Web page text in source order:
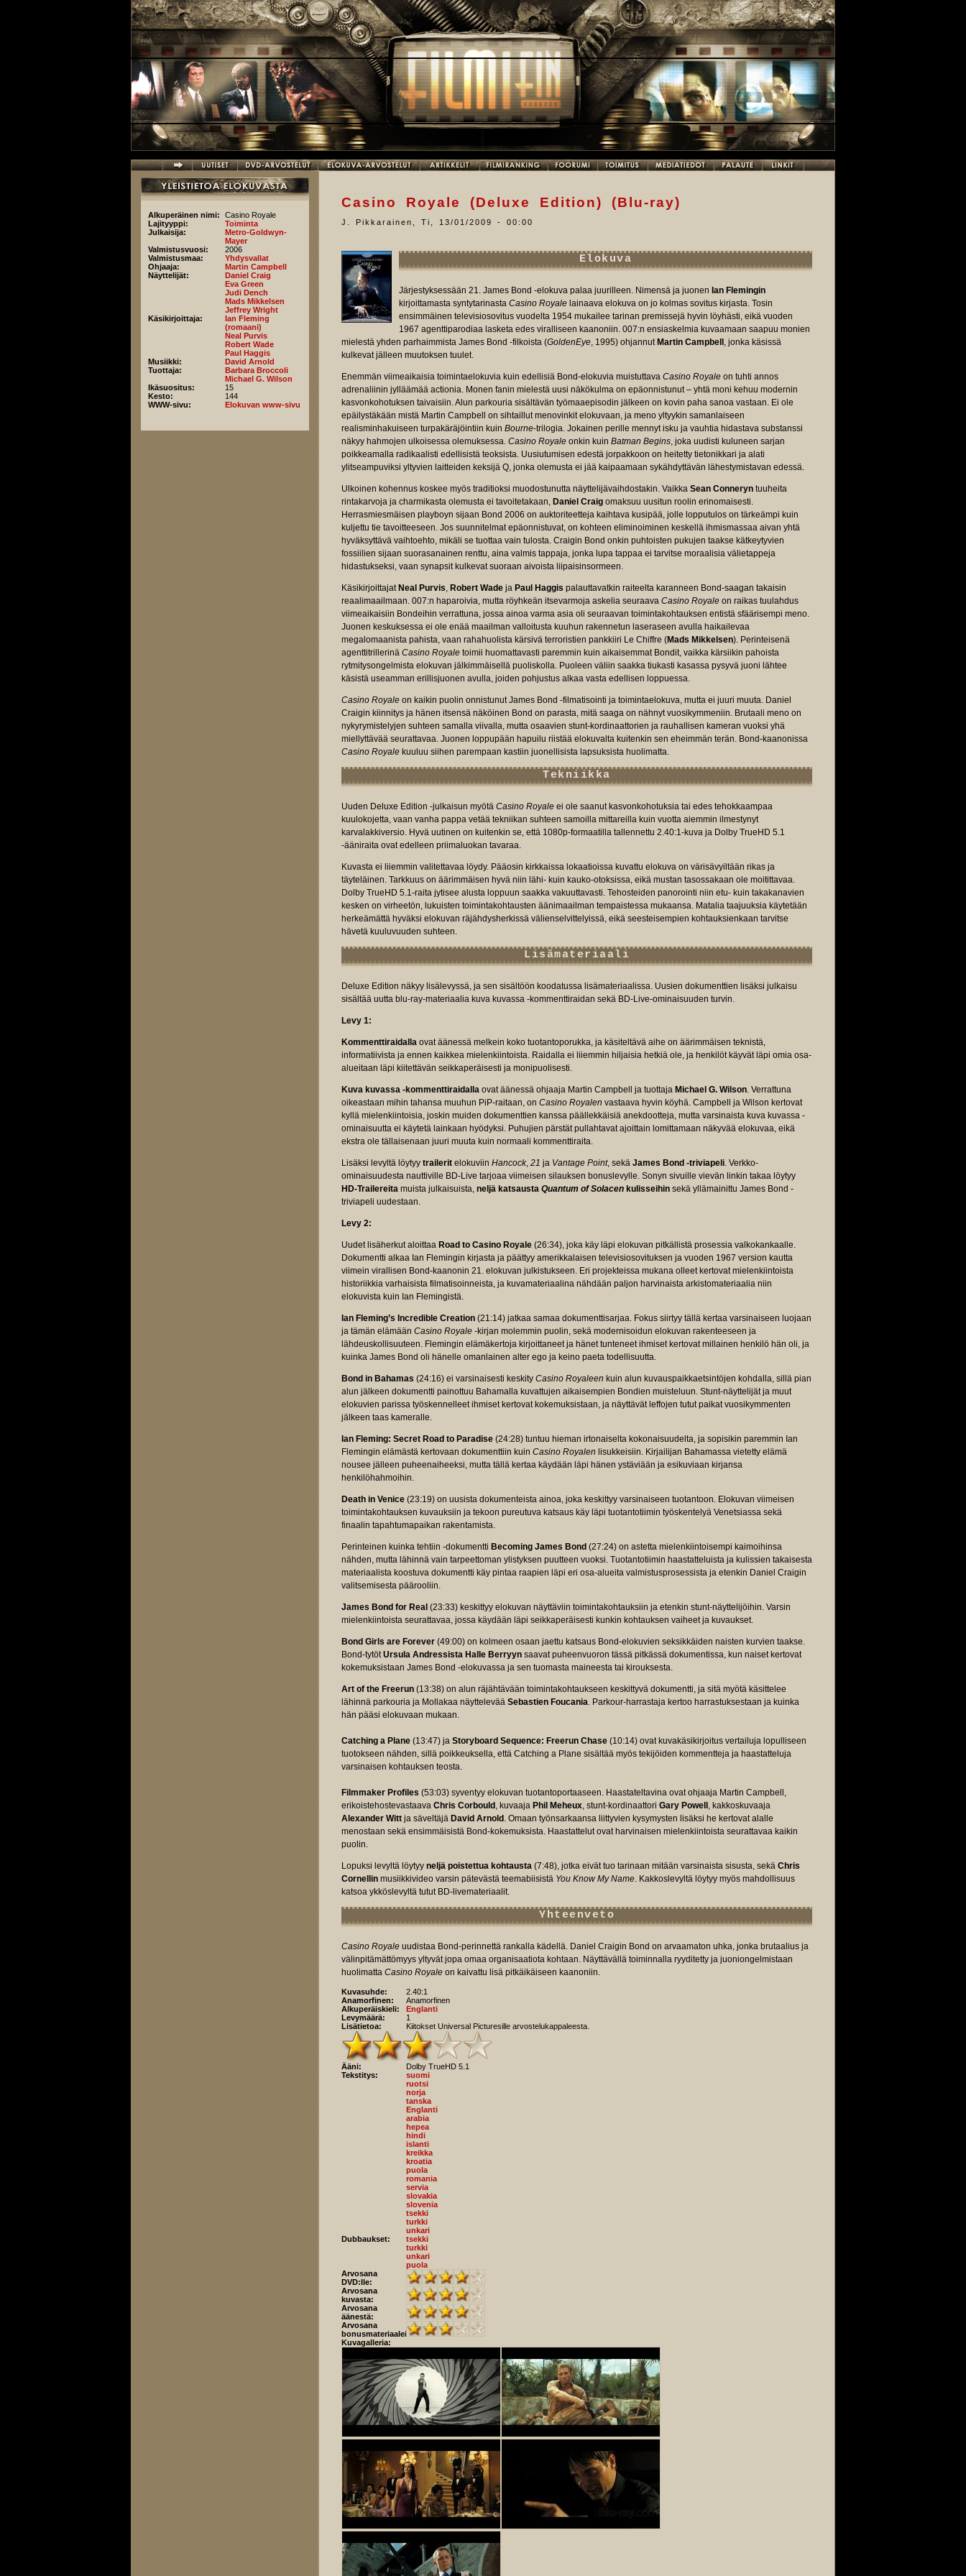
Alkuperäinen nimi:
Casino Royale
Lajityyppi:
Toiminta
Julkaisija:
Metro-Goldwyn-
Mayer
Valmistusvuosi:
2006
Valmistusmaa:
Yhdysvallat
Ohjaaja:
Martin Campbell
Näyttelijät:
Daniel Craig
Eva Green
Judi Dench
Mads Mikkelsen
Jeffrey Wright
Käsikirjoittaja:
Ian Fleming
(romaani)
Neal Purvis
Robert Wade
Paul Haggis
Musiikki:
David Arnold
Tuottaja:
Barbara Broccoli
Michael G. Wilson
Ikäsuositus:
15
Kesto:
144
WWW-sivu:
Elokuvan www-sivu
Casino Royale (Deluxe Edition) (Blu-ray)
J. Pikkarainen Ti, 13/01/2009 - 00:00
Elokuva
Järjestyksessään 21. James Bond -elokuva palaa juurilleen. Nimensä ja juonen Ian Flemingin
kirjoittamasta syntytarinasta Casino Royale lainaava elokuva on jo kolmas sovitus kirjasta. Tosin
ensimmäinen televisiosovitus vuodelta 1954 mukailee tarinan premissejä hyvin löyhästi, eikä vuoden
1967 agenttiparodiaa lasketa edes viralliseen kaanoniin. 007:n ensiaskelmia kuvaamaan saapuu monien
mielestä yhden parhaimmista James Bond -filkoista (GoldenEye, 1995) ohjannut Martin Campbell , jonka käsissä
kulkevat jälleen muutoksen tuulet.
Enemmän viimeaikaisia toimintaelokuvia kuin edellisiä Bond-elokuvia muistuttava Casino Royale on tuhti annos
adrenaliinin jylläämää actionia. Monen fanin mielestä uusi näkökulma on epäonnistunut – yhtä moni kehuu modernin
kasvonkohotuksen taivaisiin. Alun parkouria sisältävän työmaaepisodin jälkeen on kovin paha sanoa vastaan. Ei ole
epäilystäkään mistä Martin Campbell on sihtaillut menovinkit elokuvaan, ja meno yltyykin samanlaiseen
realisminhakuiseen turpakäräjöintiin kuin Bourne-trilogia. Jokainen perille mennyt isku ja vauhtia hidastava substanssi
näkyy hahmojen ulkoisessa olemuksessa. Casino Royale onkin kuin Batman Begins, joka uudisti kuluneen sarjan
poikkeamalla radikaalisti edellisistä teoksista. Uusiutumisen edestä jorpakkoon on heitetty tietonikkari ja alati
ylitseampuviksi yltyvien laitteiden keksijä Q, jonka olemusta ei jää kaipaamaan sykähdyttävän lähestymistavan edessä.
Ulkoinen kohennus koskee myös traditioksi muodostunutta näyttelijävaihdostakin. Vaikka Sean Conneryn tuuheita
rintakarvoja ja charmikasta olemusta ei tavoitetakaan, Daniel Craig omaksuu uusitun roolin erinomaisesti.
Herrasmiesmäisen playboyn sijaan Bond 2006 on auktoriteetteja kaihtava kusipää, jolle lopputulos on tärkeämpi kuin
kuljettu tie tavoitteeseen. Jos suunnitelmat epäonnistuvat, on kohteen eliminoiminen keskellä ihmismassaa aivan yhtä
hyväksyttävä vaihtoehto, mikäli se tuottaa vain tulosta. Craigin Bond onkin puhtoisten pukujen taakse kätkeytyvien
fossiilien sijaan suorasanainen renttu, aina valmis tappaja, jonka lupa tappaa ei tarvitse moraalisia välietappeja
hidastukseksi, vaan synapsit kulkevat suoraan aivoista liipaisinsormeen.
Käsikirjoittajat Neal Purvis, Robert Wade ja Paul Haggis palauttavatkin raiteelta karanneen Bond-saagan takaisin
reaalimaailmaan. 007:n haparoivia, mutta röyhkeän itsevarmoja askelia seuraava Casino Royale on raikas tuulahdus
viimeaikaisiin Bondeihin verrattuna, jossa ainoa varma asia oli seuraavan toimintakohtauksen entistä sfäärisempi meno.
Juonen keskuksessa ei ole enää maailman valloitusta kuuhun rakennetun laseraseen avulla haikailevaa
megalomaanista pahista, vaan rahahuolista kärsivä terroristien pankkiiri Le Chiffre (Mads Mikkelsen). Perinteisenä
agenttitrillerinä Casino Royale toimii huomattavasti paremmin kuin aikaisemmat Bondit, vaikka kärsiikin pahoista
rytmitysongelmista elokuvan jälkimmäisellä puoliskolla. Puoleen väliin saakka tiukasti kasassa pysyvä juoni lähtee
käsistä useamman erillisjuonen avulla, joiden pohjustus alkaa vasta edellisen loppuessa.
Casino Royale on kaikin puolin onnistunut James Bond -filmatisointi ja toimintaelokuva, mutta ei juuri muuta. Daniel
Craigin kiinnitys ja hänen itsensä näköinen Bond on parasta, mitä saaga on nähnyt vuosikymmeniin. Brutaali meno on
nykyrymistelyjen suhteen samalla viivalla, mutta osaavien stunt-kordinaattorien ja rauhallisen kameran vuoksi yhä
miellyttävää seurattavaa. Juonen loppupään hapuilu riistää elokuvalta kuitenkin sen eheimmän terän. Bond-kaanonissa
Casino Royale kuuluu siihen parempaan kastiin juonellisista lapsuksista huolimatta.
Tekniikka
Uuden Deluxe Edition -julkaisun myötä Casino Royale ei ole saanut kasvonkohotuksia tai edes tehokkaampaa
kuulokojetta, vaan vanha pappa vetää tekniikan suhteen samoilla mittareilla kuin vuotta aiemmin ilmestynyt
karvalakkiversio. Hyvä uutinen on kuitenkin se, että 1080p-formaatilla tallennettu 2.40:1-kuva ja Dolby TrueHD 5.1
-ääniraita ovat edelleen priimaluokan tavaraa.
Kuvasta ei liiemmin valitettavaa löydy. Pääosin kirkkaissa lokaatioissa kuvattu elokuva on värisävyiltään rikas ja
täyteläinen. Tarkkuus on äärimmäisen hyvä niin lähi- kuin kauko-otoksissa, eikä mustan tasossakaan ole moitittavaa.
Dolby TrueHD 5.1-raita jytisee alusta loppuun saakka vakuuttavasti. Tehosteiden panorointi niin etu- kuin takakanavien
kesken on virheetön, lukuisten toimintakohtausten äänimaailman tempaistessa mukaansa. Matalia taajuuksia käytetään
herkeämättä hyväksi elokuvan räjähdysherkissä välienselvittelyissä, eikä seesteisempien kohtauksienkaan tarvitse
hävetä kuuluvuuden suhteen.
Lisämateriaali
Deluxe Edition näkyy lisälevyssä, ja sen sisältöön koodatussa lisämateriaalissa. Uusien dokumenttien lisäksi julkaisu
sisältää uutta blu-ray-materiaalia kuva kuvassa -kommenttiraidan sekä BD-Live-ominaisuuden turvin.
Levy 1:
Kommenttiraidalla ovat äänessä melkein koko tuotantoporukka, ja käsiteltävä aihe on äärimmäisen teknistä,
informatiivista ja ennen kaikkea mielenkiintoista. Raidalla ei liiemmin hiljaisia hetkiä ole, ja henkilöt käyvät läpi omia osa-
alueitaan läpi kiitettävän seikkaperäisesti ja monipuolisesti.
Kuva kuvassa -kommenttiraidalla ovat äänessä ohjaaja Martin Campbell ja tuottaja Michael G. Wilson. Verrattuna
oikeastaan mihin tahansa muuhun PiP-raitaan, on Casino Royalen vastaava hyvin köyhä. Campbell ja Wilson kertovat
kyllä mielenkiintoisia, joskin muiden dokumenttien kanssa päällekkäisiä anekdootteja, mutta varsinaista kuva kuvassa -
ominaisuutta ei käytetä lainkaan hyödyksi. Puhujien pärstät pullahtavat ajoittain lomittamaan näkyvää elokuvaa, eikä
ekstra ole tällaisenaan juuri muuta kuin normaali kommenttiraita.
Lisäksi levyltä löytyy trailerit elokuviin Hancock, 21 ja Vantage Point, sekä James Bond -triviapeli. Verkko-
ominaisuudesta nauttiville BD-Live tarjoaa viimeisen silauksen bonuslevylle. Sonyn sivuille vievän linkin takaa löytyy
HD-Trailereita muista julkaisuista, neljä katsausta Quantum of Solacen kulisseihin sekä yllämainittu James Bond -
triviapeli uudestaan.
Levy 2:
Uudet lisäherkut aloittaa Road to Casino Royale (26:34), joka käy läpi elokuvan pitkällistä prosessia valkokankaalle.
Dokumentti alkaa Ian Flemingin kirjasta ja päättyy amerikkalaisen televisiosovituksen ja vuoden 1967 version kautta
viimein virallisen Bond-kaanonin 21. elokuvan julkistukseen. Eri projekteissa mukana olleet kertovat mielenkiintoista
historiikkia varhaisista filmatisoinneista, ja kuvamateriaalina nähdään paljon harvinaista arkistomateriaalia niin
elokuvista kuin Ian Flemingistä.
Ian Fleming’s Incredible Creation (21:14) jatkaa samaa dokumenttisarjaa. Fokus siirtyy tällä kertaa varsinaiseen luojaan
ja tämän elämään Casino Royale -kirjan molemmin puolin, sekä modernisoidun elokuvan rakenteeseen ja
lähdeuskollisuuteen. Flemingin elämäkertoja kirjoittaneet ja hänet tunteneet ihmiset kertovat millainen henkilö hän oli, ja
kuinka James Bond oli hänelle omanlainen alter ego ja keino paeta todellisuutta.
Bond in Bahamas (24:16) ei varsinaisesti keskity Casino Royaleen kuin alun kuvauspaikkaetsintöjen kohdalla, sillä pian
alun jälkeen dokumentti painottuu Bahamalla kuvattujen aikaisempien Bondien muisteluun. Stunt-näyttelijät ja muut
elokuvien parissa työskennelleet ihmiset kertovat kokemuksistaan, ja näyttävät leffojen tutut paikat vuosikymmenten
jälkeen taas kameralle.
Ian Fleming: Secret Road to Paradise (24:28) tuntuu hieman irtonaiselta kokonaisuudelta, ja sopisikin paremmin Ian
Flemingin elämästä kertovaan dokumenttiin kuin Casino Royalen lisukkeisiin. Kirjailijan Bahamassa vietetty elämä
nousee jälleen puheenaiheeksi, mutta tällä kertaa käydään läpi hänen ystäviään ja esikuviaan kirjansa
henkilöhahmoihin.
Death in Venice (23:19) on uusista dokumenteista ainoa, joka keskittyy varsinaiseen tuotantoon. Elokuvan viimeisen
toimintakohtauksen kuvauksiin ja tekoon pureutuva katsaus käy läpi tuotantotiimin työskentelyä Venetsiassa sekä
finaalin tapahtumapaikan rakentamista.
Perinteinen kuinka tehtiin -dokumentti Becoming James Bond (27:24) on astetta mielenkiintoisempi kaimoihinsa
nähden, mutta lähinnä vain tarpeettoman ylistyksen puutteen vuoksi. Tuotantotiimin haastatteluista ja kulissien takaisesta
materiaalista koostuva dokumentti käy pintaa raapien läpi eri osa-alueita valmistusprosessista ja etenkin Daniel Craigin
valitsemisesta päärooliin.
James Bond for Real (23:33) keskittyy elokuvan näyttäviin toimintakohtauksiin ja etenkin stunt-näyttelijöihin. Varsin
mielenkiintoista seurattavaa, jossa käydään läpi seikkaperäisesti kunkin kohtauksen vaiheet ja kuvaukset.
Bond Girls are Forever (49:00) on kolmeen osaan jaettu katsaus Bond-elokuvien seksikkäiden naisten kurvien taakse.
Bond-tytötUrsula Andressista Halle Berryyn saavat puheenvuoron tässä pitkässä dokumentissa, kun naiset kertovat
kokemuksistaan James Bond -elokuvassa ja sen tuomasta maineesta tai kirouksesta.
Art of the Freerun (13:38) on alun räjähtävään toimintakohtaukseen keskittyvä dokumentti, ja sitä myötä käsittelee
lähinnä parkouria ja Mollakaa näyttelevää Sebastien Foucania. Parkour-harrastaja kertoo harrastuksestaan ja kuinka
hän pääsi elokuvaan mukaan.
Catching a Plane (13:47) ja Storyboard Sequence: Freerun Chase (10:14) ovat kuvakäsikirjoitus vertailuja lopulliseen
tuotokseen nähden, sillä poikkeuksella, että Catching a Plane sisältää myös tekijöiden kommentteja ja haastatteluja
varsinaisen kohtauksen teosta.
Filmmaker Profiles (53:03) syventyy elokuvan tuotantoportaaseen. Haastateltavina ovat ohjaaja Martin Campbell,
erikoistehostevastaava Chris Corbould , kuvaaja Phil Meheux, stunt-kordinaattori Gary Powell , kakkoskuvaaja
Alexander Witt ja säveltäjä David Arnold . Omaan työnsarkaansa liittyvien kysymysten lisäksi he kertovat alalle
menostaan sekä ensimmäisistä Bond-kokemuksista. Haastattelut ovat harvinaisen mielenkiintoista seurattavaa kaikin
puolin.
Lopuksi levyltä löytyy neljä poistettua kohtausta (7:48), jotka eivät tuo tarinaan mitään varsinaista sisusta, sekä Chris
Cornellin musiikkivideo varsin pätevästä teemabiisistä You Know My Name. Kakkoslevyltä löytyy myös mahdollisuus
katsoa ykköslevyltä tutut BD-livemateriaalit.
Yhteenveto
Casino Royale uudistaa Bond-perinnettä rankalla kädellä. Daniel Craigin Bond on arvaamaton uhka, jonka brutaalius ja
välinpitämättömyys yltyvät jopa omaa organisaatiota kohtaan. Näyttävällä toiminnalla ryyditetty ja juoniongelmistaan
huolimatta Casino Royale on kaivattu lisä pitkäikäiseen kaanoniin.
Kuvasuhde:
2.40:1
Anamorfinen:
Anamorfinen
Alkuperäiskieli:
Englanti
Levymäärä:
1
Lisätietoa:
Kiitokset Universal Picturesille arvostelukappaleesta.
Ääni:
Dolby TrueHD 5.1
Tekstitys:
suomi
ruotsi
norja
tanska
Englanti
arabia
hepea
hindi
islanti
kreikka
kroatia
puola
romania
servia
slovakia
slovenia
tsekki
turkki
unkari
Dubbaukset:
tsekki
turkki
unkari
puola
Arvosana
DVD:lle:
Arvosana
kuvasta:
Arvosana
äänestä:
Arvosana
bonusmateriaaleista:
Kuvagalleria: